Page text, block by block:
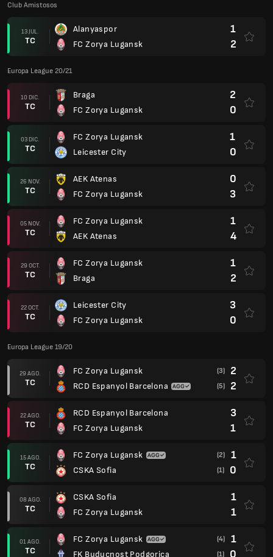
Club Amistosos
13 JUL.
TC
Alanyaspor
FC Zorya Lugansk
1
2
Europa League 20/21
10 DIC.
TC
Braga
FC Zorya Lugansk
2
0
03 DIC.
TC
FC Zorya Lugansk
Leicester City
1
0
26 NOV.
TC
AEK Atenas
FC Zorya Lugansk
0
3
05 NOV.
TC
FC Zorya Lugansk
AEK Atenas
1
4
29 OCT.
TC
FC Zorya Lugansk
Braga
1
2
22 OCT.
TC
Leicester City
FC Zorya Lugansk
3
0
Europa League 19/20
29 AGO.
TC
FC Zorya Lugansk
RCD Espanyol Barcelona
(3) 2
(5) 2
22 AGO.
TC
RCD Espanyol Barcelona
FC Zorya Lugansk
3
1
15 AGO.
TC
FC Zorya Lugansk
CSKA Sofia
(2) 1
(1) 0
08 AGO.
TC
CSKA Sofia
FC Zorya Lugansk
1
1
01 AGO.
TC
FC Zorya Lugansk
FK Buducnost Podgorica
(4) 1
(1) 0